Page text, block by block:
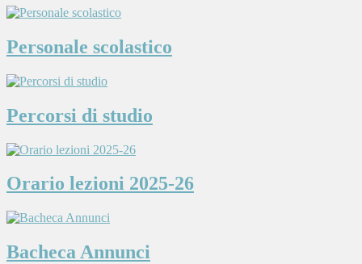
Personale scolastico
Percorsi di studio
Orario lezioni 2025-26
Bacheca Annunci